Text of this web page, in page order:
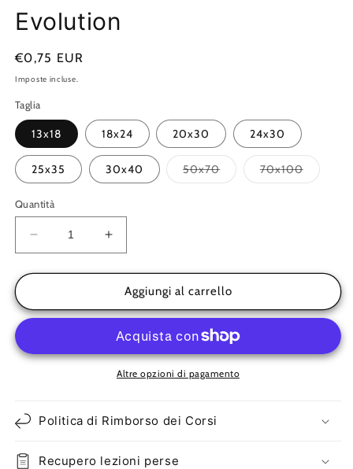
Evolution
Prezzo
di
€0,75 EUR
Imposte incluse.
Taglia
13x18 18x24 20x30 24x30
25x35 30x40 50x70Variante
esaurita
70x100Variante
esaurita
Quantità
Diminuisci
quantità
per
-
Giorno
Aumenta
quantità
per
Far
-
Giorno
Evolution
Aggiungi al carrello
Altre opzioni di pagamento
Politica di Rimborso dei Corsi
Recupero lezioni perse